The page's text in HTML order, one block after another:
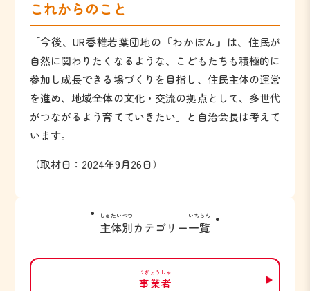
これからのこと
「今後、UR香椎若葉団地の『わかぼん』は、住民が
自然に関わりたくなるような、こどもたちも積極的に
参加し成長できる場づくりを目指し、住民主体の運営
を進め、地域全体の文化・交流の拠点として、多世代
がつながるよう育てていきたい」と自治会長は考えて
います。
（取材日：2024年9月26日）
主体別
しゅたいべつ
カテゴリー一覧
いちらん
事業者
じぎょうしゃ